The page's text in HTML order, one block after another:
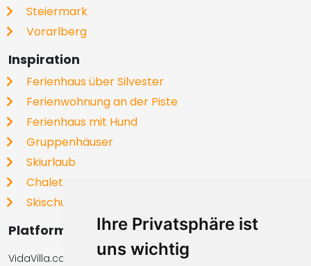
Ihre Privatsphäre ist
uns wichtig
Steiermark
Vorarlberg
Inspiration
Ferienhaus über Silvester
Ferienwohnung an der Piste
Ferienhaus mit Hund
Gruppenhäuser
Skiurlaub
Chalets
Skischulen
Platformbetreiber
VidaVilla.com BV